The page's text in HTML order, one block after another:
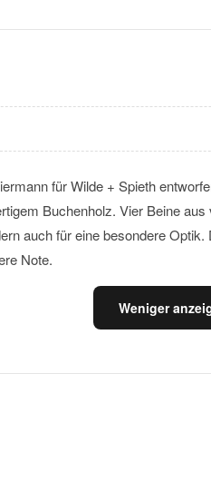
für Wilde + Spieth
Buchenholz. Vier Beine
auch für eine besondere
Note.
Weniger